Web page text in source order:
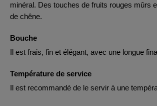
minéral. Des touches de fruits rouges mûrs
de chêne.
Bouche
Il est frais, fin et élégant, avec une longue
Température de service
Il est recommandé de le servir à une